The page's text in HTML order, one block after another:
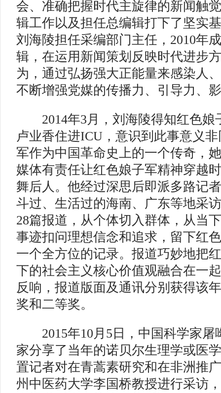
会、准确把握时代主旋律的新闻触
辑工作以及担任总编辑打下了坚实
刘海陵担任采编部门主任，2010年
辑，在运用新闻策划反映时代进步
为，通过弘扬强大正能量来感染人
不断增强党媒的传播力、引导力、
2014年3月，刘海陵得知红色娘
卢业香住进ICU，意识到此事意义
军作为中国革命史上的一个传奇，
媒体有责任让红色娘子军精神穿越
舞后人。他经过深思后即派多路记
斗过、生活过的海南、广东等地采
28篇报道，从个体切入群体，从当
事迹扣问理想信念和追求，留下红
一个全方位的记录。报道巧妙地把
下的社会主义核心价值观融合在一
反响，报道版面及通讯分别获得该
奖和二等奖。
2015年10月5日，中国科学家屠
家分享了当年的诺贝尔生理学或医
置记者对在青蒿素研究和在非洲推
州中医药大学李国桥教授进行采访